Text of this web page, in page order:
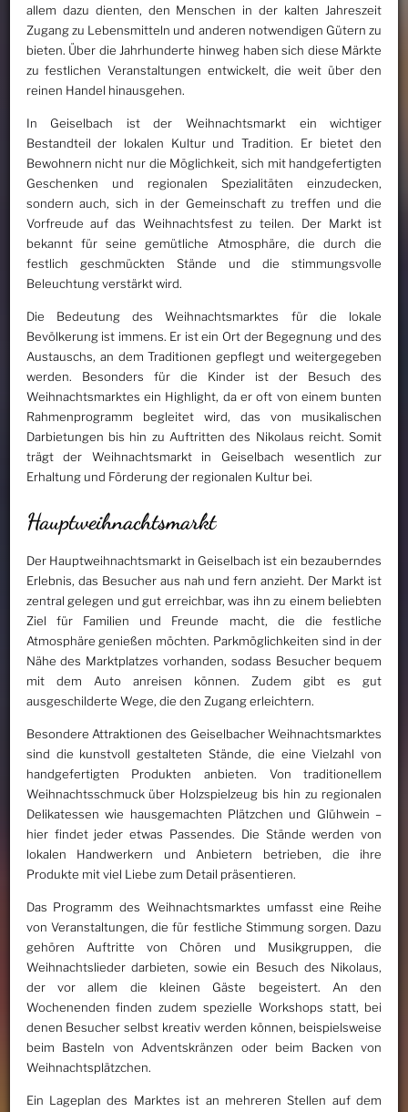
allem dazu dienten, den Menschen in der kalten Jahreszeit
Zugang zu Lebensmitteln und anderen notwendigen Gütern zu
bieten. Über die Jahrhunderte hinweg haben sich diese Märkte
zu festlichen Veranstaltungen entwickelt, die weit über den
reinen Handel hinausgehen.
In Geiselbach ist der Weihnachtsmarkt ein wichtiger
Bestandteil der lokalen Kultur und Tradition. Er bietet den
Bewohnern nicht nur die Möglichkeit, sich mit handgefertigten
Geschenken und regionalen Spezialitäten einzudecken,
sondern auch, sich in der Gemeinschaft zu treffen und die
Vorfreude auf das Weihnachtsfest zu teilen. Der Markt ist
bekannt für seine gemütliche Atmosphäre, die durch die
festlich geschmückten Stände und die stimmungsvolle
Beleuchtung verstärkt wird.
Die Bedeutung des Weihnachtsmarktes für die lokale
Bevölkerung ist immens. Er ist ein Ort der Begegnung und des
Austauschs, an dem Traditionen gepflegt und weitergegeben
werden. Besonders für die Kinder ist der Besuch des
Weihnachtsmarktes ein Highlight, da er oft von einem bunten
Rahmenprogramm begleitet wird, das von musikalischen
Darbietungen bis hin zu Auftritten des Nikolaus reicht. Somit
trägt der Weihnachtsmarkt in Geiselbach wesentlich zur
Erhaltung und Förderung der regionalen Kultur bei.
Hauptweihnachtsmarkt
Der Hauptweihnachtsmarkt in Geiselbach ist ein bezauberndes
Erlebnis, das Besucher aus nah und fern anzieht. Der Markt ist
zentral gelegen und gut erreichbar, was ihn zu einem beliebten
Ziel für Familien und Freunde macht, die die festliche
Atmosphäre genießen möchten. Parkmöglichkeiten sind in der
Nähe des Marktplatzes vorhanden, sodass Besucher bequem
mit dem Auto anreisen können. Zudem gibt es gut
ausgeschilderte Wege, die den Zugang erleichtern.
Besondere Attraktionen des Geiselbacher Weihnachtsmarktes
sind die kunstvoll gestalteten Stände, die eine Vielzahl von
handgefertigten Produkten anbieten. Von traditionellem
Weihnachtsschmuck über Holzspielzeug bis hin zu regionalen
Delikatessen wie hausgemachten Plätzchen und Glühwein –
hier findet jeder etwas Passendes. Die Stände werden von
lokalen Handwerkern und Anbietern betrieben, die ihre
Produkte mit viel Liebe zum Detail präsentieren.
Das Programm des Weihnachtsmarktes umfasst eine Reihe
von Veranstaltungen, die für festliche Stimmung sorgen. Dazu
gehören Auftritte von Chören und Musikgruppen, die
Weihnachtslieder darbieten, sowie ein Besuch des Nikolaus,
der vor allem die kleinen Gäste begeistert. An den
Wochenenden finden zudem spezielle Workshops statt, bei
denen Besucher selbst kreativ werden können, beispielsweise
beim Basteln von Adventskränzen oder beim Backen von
Weihnachtsplätzchen.
Ein Lageplan des Marktes ist an mehreren Stellen auf dem